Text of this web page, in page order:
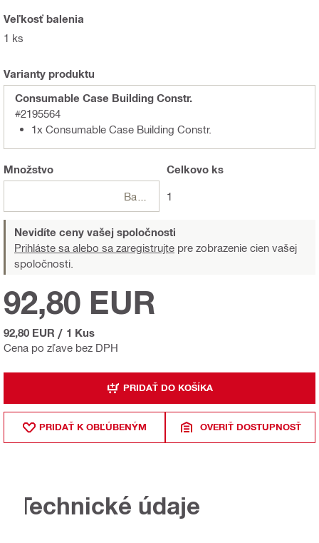
Veľkosť balenia
1 ks
Varianty produktu
Consumable Case Building Constr.
#2195564
1x Consumable Case Building Constr.
Množstvo Celkovo ks
1
Nevidíte ceny vašej spoločnosti
Prihláste sa alebo sa zaregistrujte pre zobrazenie cien vašej
spoločnosti.
Cena po zľave bez DPH
92,80 EUR
92,80 EUR / 1 Kus
PRIDAŤ DO KOŠÍKA
PRIDAŤ K OBĽÚBENÝM OVERIŤ DOSTUPNOSŤ
Technické údaje